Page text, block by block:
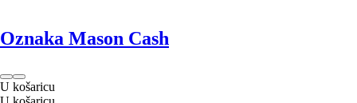
Oznaka Mason Cash
U košaricu